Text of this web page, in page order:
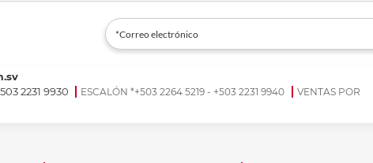
2231 9930
ESCALÓN *+503 2264 5219 - +503 2231 9940
VENTAS POR